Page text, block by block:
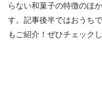
らない和菓子の特徴のほ
す。記事後半ではおうち
もご紹介！ぜひチェック